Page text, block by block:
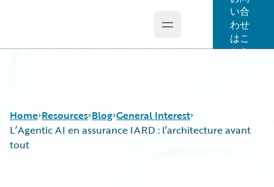
Open main menu
い合
わせ
はこ
ちら
Home Resources Blog General Interest
L’Agentic AI en assurance IARD : l’architecture avant
tout